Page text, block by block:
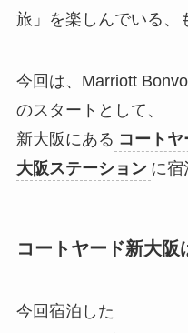
旅」を楽しんでいる、
今回は、Marriott
のスタートとして、
新大阪にある コート
大阪ステーション に宿
コートヤード新大阪
今回宿泊した